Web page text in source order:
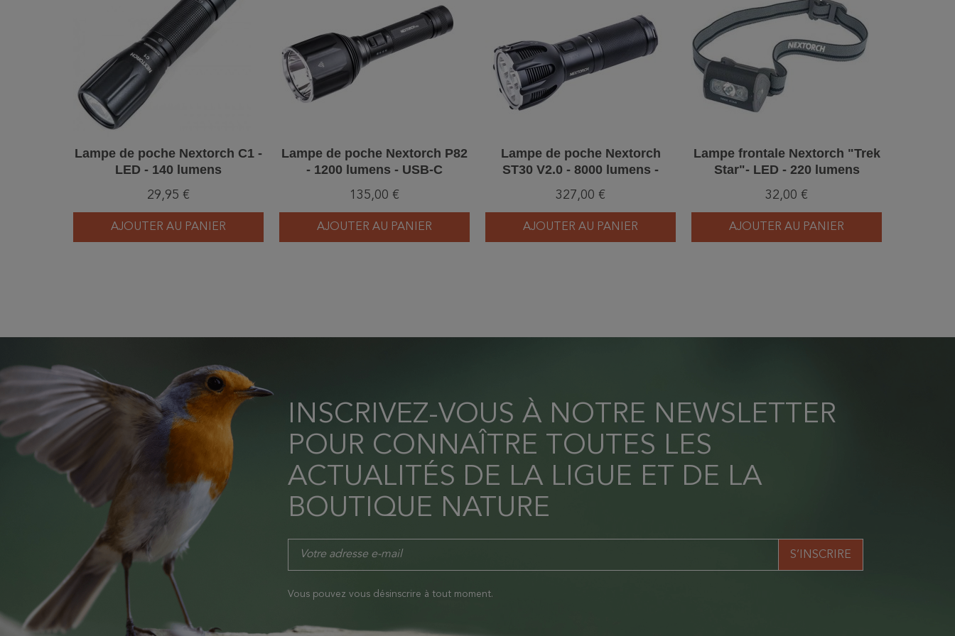
Lampe de poche Nextorch C1 -
LED - 140 lumens
29,95 €
AJOUTER AU PANIER
Lampe de poche Nextorch P82
- 1200 lumens - USB-C
135,00 €
AJOUTER AU PANIER
Lampe de poche Nextorch
ST30 V2.0 - 8000 lumens -
327,00 €
AJOUTER AU PANIER
Lampe frontale Nextorch "Trek
Star"- LED - 220 lumens
32,00 €
AJOUTER AU PANIER
INSCRIVEZ-VOUS À NOTRE NEWSLETTER
POUR CONNAÎTRE TOUTES LES
ACTUALITÉS DE LA LIGUE ET DE LA
BOUTIQUE NATURE
Vous pouvez vous désinscrire à tout moment.